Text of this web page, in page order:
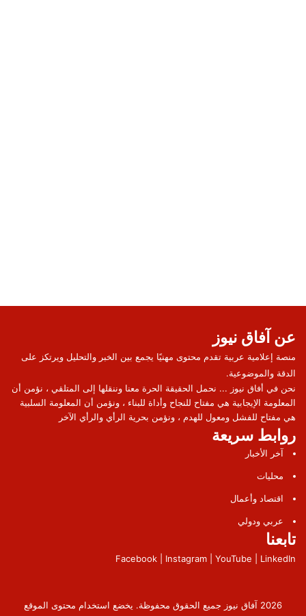
عن آفاق نيوز
منصة إعلامية عربية تقدم محتوى مهنيًا يجمع بين الخبر والتحليل ويرتكز على
الدقة والموضوعية.
نحن في أفاق نيوز ... نحمل الحقيقة الحرة معنا وننقلها إلى المتلقي ، نؤمن أن
المعلومة الإيجابية هي مفتاح للنجاح وأداة للبناء ، ونؤمن أن المعلومة السلبية
هي مفتاح للفشل ومعول للهدم ، ونؤمن بحرية الرأي والرأي الآخر
روابط سريعة
آخر الأخبار
محليات
اقتصاد وأعمال
عربي ودولي
تابعنا
Facebook | Instagram | YouTube | LinkedIn
2026 آفاق نيوز جميع الحقوق محفوظة. يخضع استخدام محتوى الموقع